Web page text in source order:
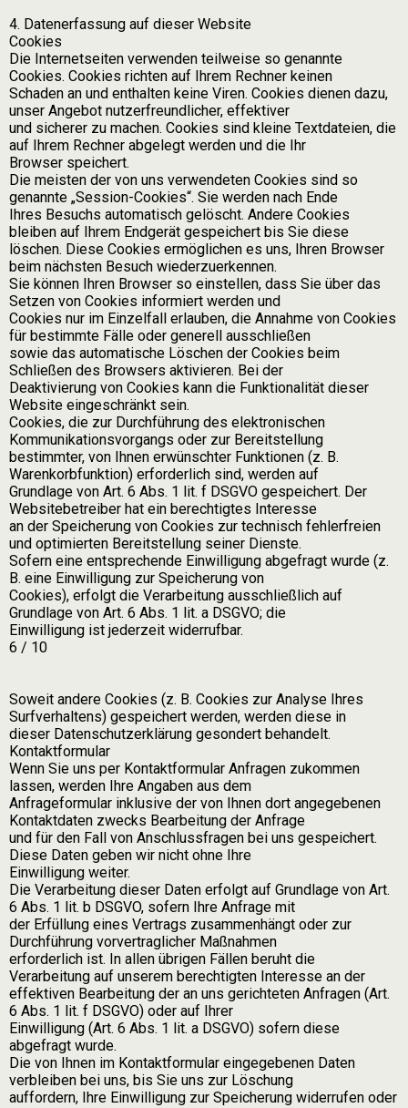
4. Datenerfassung auf dieser Website
Cookies
Die Internetseiten verwenden teilweise so genannte
Cookies. Cookies richten auf Ihrem Rechner keinen
Schaden an und enthalten keine Viren. Cookies dienen dazu,
unser Angebot nutzerfreundlicher, effektiver
und sicherer zu machen. Cookies sind kleine Textdateien, die
auf Ihrem Rechner abgelegt werden und die Ihr
Browser speichert.
Die meisten der von uns verwendeten Cookies sind so
genannte „Session-Cookies“. Sie werden nach Ende
Ihres Besuchs automatisch gelöscht. Andere Cookies
bleiben auf Ihrem Endgerät gespeichert bis Sie diese
löschen. Diese Cookies ermöglichen es uns, Ihren Browser
beim nächsten Besuch wiederzuerkennen.
Sie können Ihren Browser so einstellen, dass Sie über das
Setzen von Cookies informiert werden und
Cookies nur im Einzelfall erlauben, die Annahme von Cookies
für bestimmte Fälle oder generell ausschließen
sowie das automatische Löschen der Cookies beim
Schließen des Browsers aktivieren. Bei der
Deaktivierung von Cookies kann die Funktionalität dieser
Website eingeschränkt sein.
Cookies, die zur Durchführung des elektronischen
Kommunikationsvorgangs oder zur Bereitstellung
bestimmter, von Ihnen erwünschter Funktionen (z. B.
Warenkorbfunktion) erforderlich sind, werden auf
Grundlage von Art. 6 Abs. 1 lit. f DSGVO gespeichert. Der
Websitebetreiber hat ein berechtigtes Interesse
an der Speicherung von Cookies zur technisch fehlerfreien
und optimierten Bereitstellung seiner Dienste.
Sofern eine entsprechende Einwilligung abgefragt wurde (z.
B. eine Einwilligung zur Speicherung von
Cookies), erfolgt die Verarbeitung ausschließlich auf
Grundlage von Art. 6 Abs. 1 lit. a DSGVO; die
Einwilligung ist jederzeit widerrufbar.
6 / 10
Soweit andere Cookies (z. B. Cookies zur Analyse Ihres
Surfverhaltens) gespeichert werden, werden diese in
dieser Datenschutzerklärung gesondert behandelt.
Kontaktformular
Wenn Sie uns per Kontaktformular Anfragen zukommen
lassen, werden Ihre Angaben aus dem
Anfrageformular inklusive der von Ihnen dort angegebenen
Kontaktdaten zwecks Bearbeitung der Anfrage
und für den Fall von Anschlussfragen bei uns gespeichert.
Diese Daten geben wir nicht ohne Ihre
Einwilligung weiter.
Die Verarbeitung dieser Daten erfolgt auf Grundlage von Art.
6 Abs. 1 lit. b DSGVO, sofern Ihre Anfrage mit
der Erfüllung eines Vertrags zusammenhängt oder zur
Durchführung vorvertraglicher Maßnahmen
erforderlich ist. In allen übrigen Fällen beruht die
Verarbeitung auf unserem berechtigten Interesse an der
effektiven Bearbeitung der an uns gerichteten Anfragen (Art.
6 Abs. 1 lit. f DSGVO) oder auf Ihrer
Einwilligung (Art. 6 Abs. 1 lit. a DSGVO) sofern diese
abgefragt wurde.
Die von Ihnen im Kontaktformular eingegebenen Daten
verbleiben bei uns, bis Sie uns zur Löschung
auffordern, Ihre Einwilligung zur Speicherung widerrufen oder